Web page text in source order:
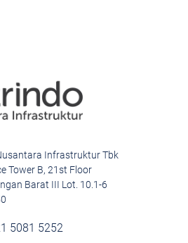
Infrastruktur Tbk
Tower B, 21st Floor
Barat III Lot. 10.1-6
5081 5252